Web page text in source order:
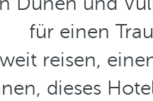
für einen
reisen,
dieses